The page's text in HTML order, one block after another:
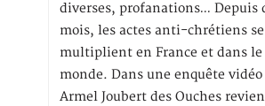
diverses, profanations… Depuis
mois, les actes anti-chrétiens se
multiplient en France et dans le
monde. Dans une enquête
Armel Joubert des Ouches